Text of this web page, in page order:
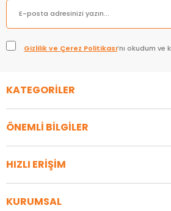
Gizlilik ve Çerez Politikası’nı okudum ve
KATEGORİLER
ÖNEMLİ BİLGİLER
HIZLI ERİŞİM
KURUMSAL